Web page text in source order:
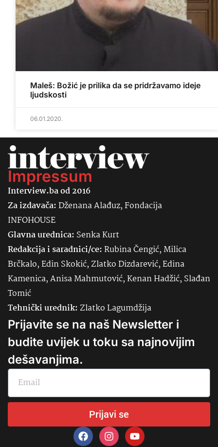
Maleš: Božić je prilika da se pridržavamo ideje
ljudskosti
06.01.2020.
Impressum
Interview.ba od 2016
Za izdavača:Dženana Alađuz, Fondacija
INFOHOUSE
Glavna urednica: SenkaKurt
Redakcija i saradnici/ce:Rubina Čengić, Milica
Brčkalo, Edin Skokić, Zlatko Dizdarević, Edina
Kamenica, Anisa Mahmutović, Kenan Hadžić, Slađan
Tomić
Tehnički urednik:Zlatko Lagumdžija
Prijavite se na naš Newsletter i
budite uvijek u toku sa najnovijim
dešavanjima.
Prijavi se